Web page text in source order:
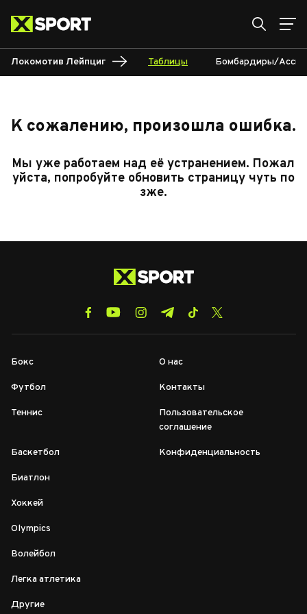
Локомотив Лейпциг Таблицы Бомбардиры/
К сожалению, произошла ошибка.
Мы уже работаем над её устранением. Пожал
уйста, попробуйте обновить страницу чуть по
зже.
Бокс
Футбол
Теннис
Баскетбол
Биатлон
Хоккей
Olympics
Волейбол
Легка атлетика
Другие
О нас
Контакты
Пользовательское
соглашение
Конфиденциальность